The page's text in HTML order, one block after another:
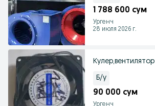
1 788 600 сум
Ургенч
28 июля 2026 г.
Кулер,вентилятор
Б/у
90 000 сум
Ургенч